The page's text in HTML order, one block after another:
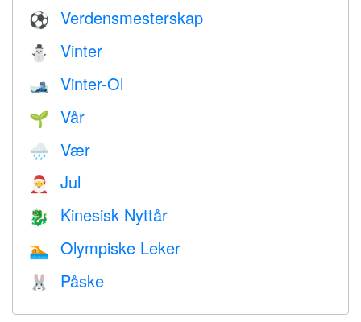
⚽ Verdensmesterskap
⛄ Vinter
🎿 Vinter-Ol
🌱 Vår
🌧 Vær
🎅 Jul
🐉 Kinesisk Nyttår
🏊 Olympiske Leker
🐰 Påske